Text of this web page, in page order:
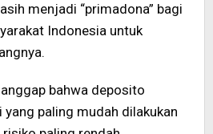
Investor<!-
-:-
-
menjadi “primadona” bagi
Indonesia untuk
bahwa deposito
paling mudah dilakukan